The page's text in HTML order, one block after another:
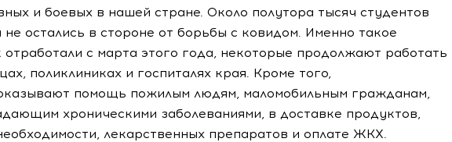
и боевых в нашей стране. Около полутора тысяч студентов
остались в стороне от борьбы с ковидом. Именно такое
отработали с марта этого года, некоторые продолжают работать
поликлиниках и госпиталях края. Кроме того,
помощь пожилым людям, маломобильным гражданам,
хроническими заболеваниями, в доставке продуктов,
лекарственных препаратов и оплате ЖКХ.